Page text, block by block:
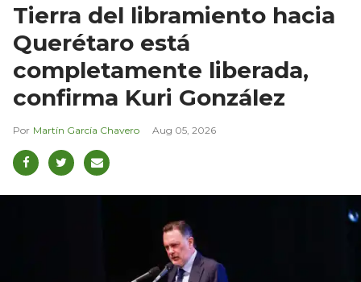
Tierra del libramiento hacia
Querétaro está
completamente liberada,
confirma Kuri González
Martín García Chavero Aug 05, 2026